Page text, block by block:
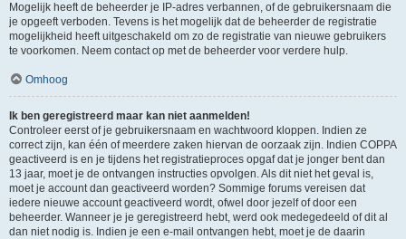
Mogelijk heeft de beheerder je IP-adres verbannen, of de gebruikersnaam die
je opgeeft verboden. Tevens is het mogelijk dat de beheerder de registratie
mogelijkheid heeft uitgeschakeld om zo de registratie van nieuwe gebruikers
te voorkomen. Neem contact op met de beheerder voor verdere hulp.
Omhoog
Ik ben geregistreerd maar kan niet aanmelden!
Controleer eerst of je gebruikersnaam en wachtwoord kloppen. Indien ze
correct zijn, kan één of meerdere zaken hiervan de oorzaak zijn. Indien COPPA
geactiveerd is en je tijdens het registratieproces opgaf dat je jonger bent dan
13 jaar, moet je de ontvangen instructies opvolgen. Als dit niet het geval is,
moet je account dan geactiveerd worden? Sommige forums vereisen dat
iedere nieuwe account geactiveerd wordt, ofwel door jezelf of door een
beheerder. Wanneer je je geregistreerd hebt, werd ook medegedeeld of dit al
dan niet nodig is. Indien je een e-mail ontvangen hebt, moet je de daarin